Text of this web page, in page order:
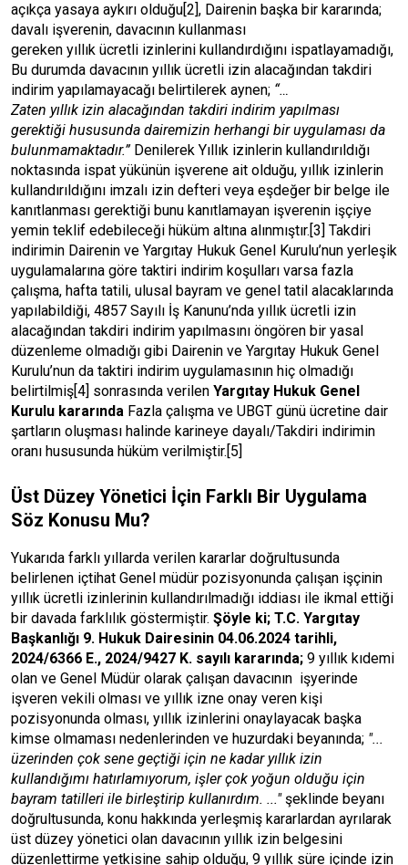
açıkça yasaya aykırı olduğu[2], Dairenin başka bir kararında;
davalı işverenin, davacının kullanması
gereken yıllık ücretli izinlerini kullandırdığını ispatlayamadığı,
Bu durumda davacının yıllık ücretli izin alacağından takdiri
indirim yapılamayacağı belirtilerek aynen; “…
Zaten yıllık izin alacağından takdiri indirim yapılması
gerektiği hususunda dairemizin herhangi bir uygulaması da
bulunmamaktadır.” Denilerek Yıllık izinlerin kullandırıldığı
noktasında ispat yükünün işverene ait olduğu, yıllık izinlerin
kullandırıldığını imzalı izin defteri veya eşdeğer bir belge ile
kanıtlanması gerektiği bunu kanıtlamayan işverenin işçiye
yemin teklif edebileceği hüküm altına alınmıştır.[3] Takdiri
indirimin Dairenin ve Yargıtay Hukuk Genel Kurulu’nun yerleşik
uygulamalarına göre taktiri indirim koşulları varsa fazla
çalışma, hafta tatili, ulusal bayram ve genel tatil alacaklarında
yapılabildiği, 4857 Sayılı İş Kanunu’nda yıllık ücretli izin
alacağından takdiri indirim yapılmasını öngören bir yasal
düzenleme olmadığı gibi Dairenin ve Yargıtay Hukuk Genel
Kurulu’nun da taktiri indirim uygulamasının hiç olmadığı
belirtilmiş[4] sonrasında verilen Yargıtay Hukuk Genel
Kurulu kararında Fazla çalışma ve UBGT günü ücretine dair
şartların oluşması halinde karineye dayalı/Takdiri indirimin
oranı hususunda hüküm verilmiştir.[5]
Üst Düzey Yönetici İçin Farklı Bir Uygulama
Söz Konusu Mu?
Yukarıda farklı yıllarda verilen kararlar doğrultusunda
belirlenen içtihat Genel müdür pozisyonunda çalışan işçinin
yıllık ücretli izinlerinin kullandırılmadığı iddiası ile ikmal ettiği
bir davada farklılık göstermiştir. Şöyle ki; T.C. Yargıtay
Başkanlığı 9. Hukuk Dairesinin 04.06.2024 tarihli,
2024/6366 E., 2024/9427 K. sayılı kararında; 9 yıllık kıdemi
olan ve Genel Müdür olarak çalışan davacının işyerinde
işveren vekili olması ve yıllık izne onay veren kişi
pozisyonunda olması, yıllık izinlerini onaylayacak başka
kimse olmaması nedenlerinden ve huzurdaki beyanında; "...
üzerinden çok sene geçtiği için ne kadar yıllık izin
kullandığımı hatırlamıyorum, işler çok yoğun olduğu için
bayram tatilleri ile birleştirip kullanırdım. ..."şeklinde beyanı
doğrultusunda, konu hakkında yerleşmiş kararlardan ayrılarak
üst düzey yönetici olan davacının yıllık izin belgesini
düzenlettirme yetkisine sahip olduğu, 9 yıllık süre içinde izin